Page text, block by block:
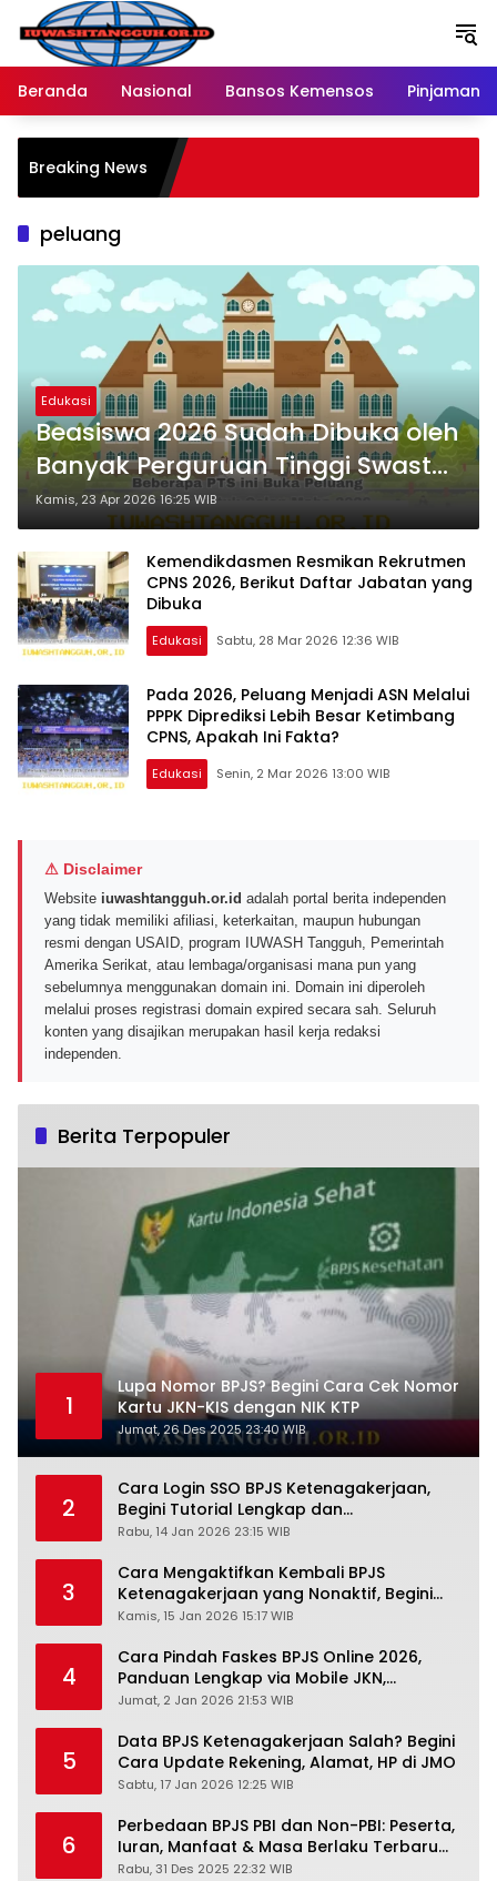
Langsung
konten
Beranda
Nasional Bansos Kemensos Pinjaman
Breaking News
peluang
Edukasi
Beasiswa 2026 Sudah Dibuka oleh
Banyak Perguruan Tinggi Swasta
Ini
Kamis, 23 Apr 2026 16:25 WIB
Kemendikdasmen Resmikan Rekrutmen
CPNS 2026, Berikut Daftar Jabatan yang
Dibuka
Edukasi Sabtu, 28 Mar 2026 12:36 WIB
Pada 2026, Peluang Menjadi ASN Melalui
PPPK Diprediksi Lebih Besar Ketimbang
CPNS, Apakah Ini Fakta?
Edukasi Senin, 2 Mar 2026 13:00 WIB
⚠ Disclaimer
Website iuwashtangguh.or.id adalah portal berita independen
yang tidak memiliki afiliasi, keterkaitan, maupun hubungan
resmi dengan USAID, program IUWASH Tangguh, Pemerintah
Amerika Serikat, atau lembaga/organisasi mana pun yang
sebelumnya menggunakan domain ini. Domain ini diperoleh
melalui proses registrasi domain expired secara sah. Seluruh
konten yang disajikan merupakan hasil kerja redaksi
independen.
Berita Terpopuler
1
Lupa Nomor BPJS? Begini Cara Cek Nomor
Kartu JKN-KIS dengan NIK KTP
Jumat, 26 Des 2025 23:40 WIB
2
Cara Login SSO BPJS Ketenagakerjaan,
Begini Tutorial Lengkap dan
Pengertiannya
Rabu, 14 Jan 2026 23:15 WIB
3
Cara Mengaktifkan Kembali BPJS
Ketenagakerjaan yang Nonaktif, Begini
Panduan Lengkapnya
Kamis, 15 Jan 2026 15:17 WIB
4
Cara Pindah Faskes BPJS Online 2026,
Panduan Lengkap via Mobile JKN,
PANDAWA & Offiline Kantor Cabang
Jumat, 2 Jan 2026 21:53 WIB
5
Data BPJS Ketenagakerjaan Salah? Begini
Cara Update Rekening, Alamat, HP di JMO
Sabtu, 17 Jan 2026 12:25 WIB
6
Perbedaan BPJS PBI dan Non-PBI: Peserta,
Iuran, Manfaat & Masa Berlaku Terbaru
2026
Rabu, 31 Des 2025 22:32 WIB